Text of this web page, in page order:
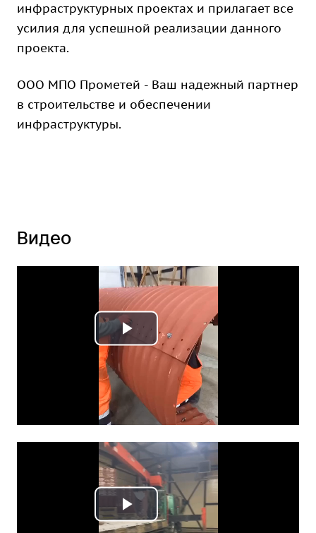
инфраструктурных проектах и прилагает все
усилия для успешной реализации данного
проекта.
ООО МПО Прометей - Ваш надежный партнер
в строительстве и обеспечении
инфраструктуры.
Видео
Play
Video
Play